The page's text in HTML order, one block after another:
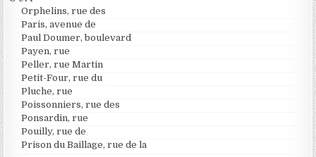
Orphelins, rue des
Paris, avenue de
Paul Doumer, boulevard
Payen, rue
Peller, rue Martin
Petit-Four, rue du
Pluche, rue
Poissonniers, rue des
Ponsardin, rue
Pouilly, rue de
Prison du Baillage, rue de la